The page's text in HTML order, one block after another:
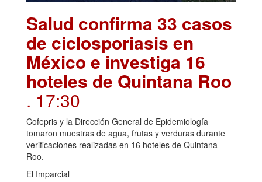
Salud confirma 33 casos
de ciclosporiasis en
México e investiga 16
hoteles de Quintana Roo
. 17:30
Cofepris y la Dirección General de Epidemiología
tomaron muestras de agua, frutas y verduras durante
verificaciones realizadas en 16 hoteles de Quintana
Roo.
El Imparcial